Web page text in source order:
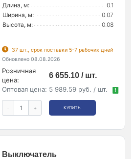
Длина, м:
0.1
Ширина, м:
0.07
Высота, м:
0.08
37 шт., срок поставки 5-7 рабочих дней
Обновлено 08.08.2026
Розничная
цена:
6 655.10 / шт.
Оптовая цена: 5 989.59 руб. / шт. !
- + КУПИТЬ
Выключатель